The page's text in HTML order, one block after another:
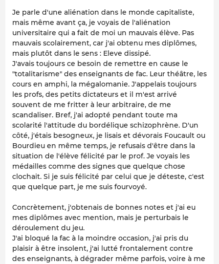
Je parle d'une aliénation dans le monde capitaliste,
mais même avant ça, je voyais de l'aliénation
universitaire qui a fait de moi un mauvais élève. Pas
mauvais scolairement, car j'ai obtenu mes diplômes,
mais plutôt dans le sens : Eleve dissipé.
J'avais toujours ce besoin de remettre en cause le
"totalitarisme" des enseignants de fac. Leur théâtre, les
cours en amphi, la mégalomanie. J'appelais toujours
les profs, des petits dictateurs et il m'est arrivé
souvent de me fritter à leur arbitraire, de me
scandaliser. Bref, j'ai adopté pendant toute ma
scolarité l'attitude du bordélique schizophrène. D'un
côté, j'étais besogneux, je lisais et dévorais Foucault ou
Bourdieu en même temps, je refusais d'être dans la
situation de l'élève félicité par le prof. Je voyais les
médailles comme des signes que quelque chose
clochait. Si je suis félicité par celui que je déteste, c'est
que quelque part, je me suis fourvoyé.
Concrètement, j'obtenais de bonnes notes et j'ai eu
mes diplômes avec mention, mais je perturbais le
déroulement du jeu.
J'ai bloqué la fac à la moindre occasion, j'ai pris du
plaisir à être insolent, j'ai lutté frontalement contre
des enseignants, à dégrader même parfois, voire à me